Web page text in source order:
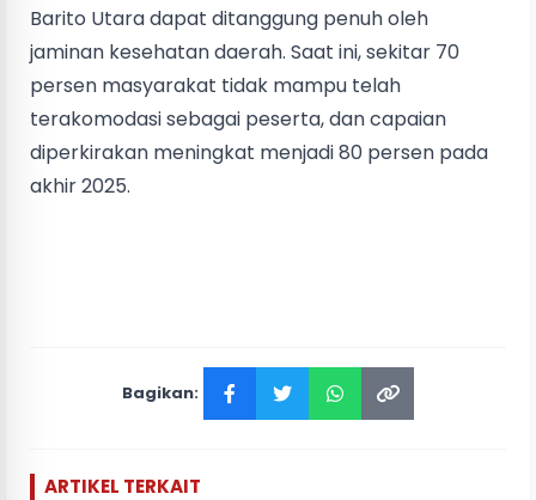
Barito Utara dapat ditanggung penuh oleh
jaminan kesehatan daerah. Saat ini, sekitar 70
persen masyarakat tidak mampu telah
terakomodasi sebagai peserta, dan capaian
diperkirakan meningkat menjadi 80 persen pada
akhir 2025.
Bagikan:
ARTIKEL TERKAIT